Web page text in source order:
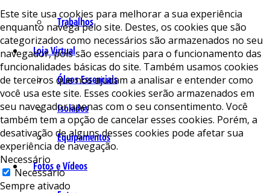
Trabalhos
Loja Virtual
Óleos Essenciais
Isolados
Equipamentos
Fotos e Vídeos
Este site usa cookies para melhorar a sua experiência
enquanto navega pelo site. Destes, os cookies que são
categorizados como necessários são armazenados no seu
navegador, pois são essenciais para o funcionamento das
funcionalidades básicas do site. Também usamos cookies
de terceiros que nos ajudam a analisar e entender como
você usa este site. Esses cookies serão armazenados em
seu navegador apenas com o seu consentimento. Você
também tem a opção de cancelar esses cookies. Porém, a
desativação de alguns desses cookies pode afetar sua
experiência de navegação.
Necessário
Necessário
Sempre ativado